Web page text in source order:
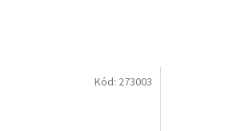
Kód: 273003